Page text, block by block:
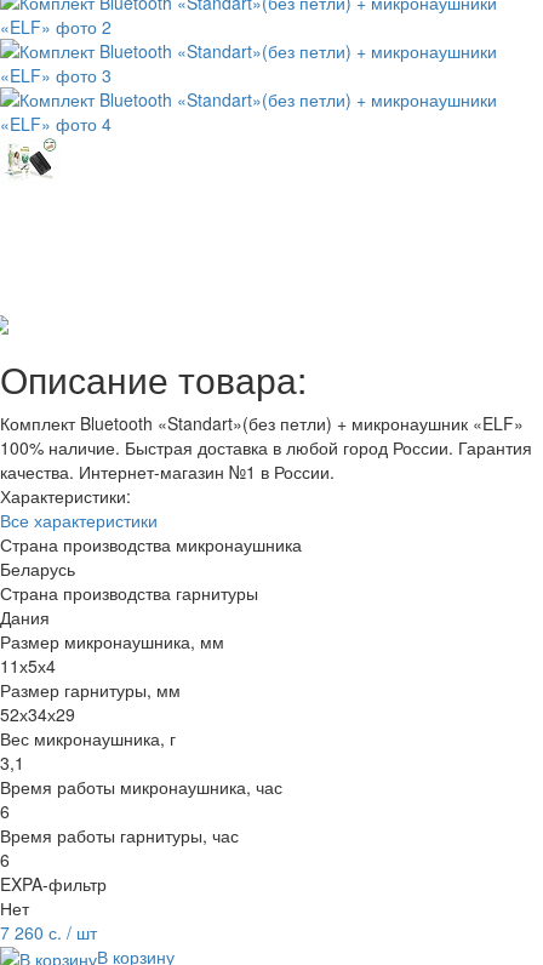
Описание товара:
Комплект Bluetooth «Standart»(без петли) + микронаушник «ELF»
100% наличие. Быстрая доставка в любой город России. Гарантия
качества. Интернет-магазин №1 в России.
Характеристики:
Все характеристики
Страна производства микронаушника
Беларусь
Страна производства гарнитуры
Дания
Размер микронаушника, мм
11х5х4
Размер гарнитуры, мм
52х34х29
Вес микронаушника, г
3,1
Время работы микронаушника, час
6
Время работы гарнитуры, час
6
EXPA-фильтр
Нет
7 260 с. / шт
В корзину